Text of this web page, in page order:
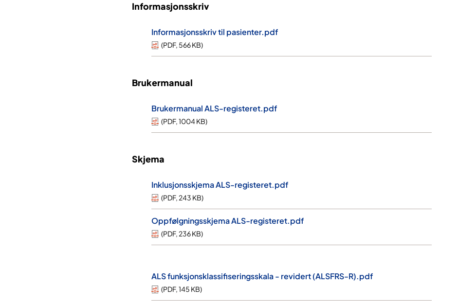
Informasjonsskriv
Informasjonsskriv til pasienter.pdf
(PDF, 566 KB)
Brukermanual
Brukermanual ALS-registeret.pdf
(PDF,1004 KB)
Skjema
Inklusjonsskjema ALS-registeret.pdf
(PDF, 243 KB)
Oppfølgningsskjema ALS-registeret.pdf
(PDF, 236 KB)
ALS funksjonsklassifiseringsskala - revidert (ALSFRS-R).pdf
(PDF,145 KB)